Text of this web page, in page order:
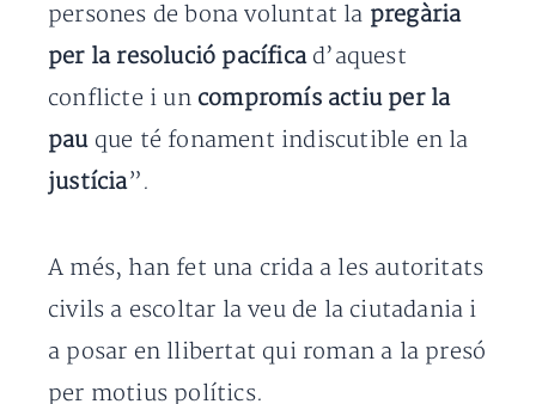
persones de bona voluntat la pregària
per la resolució pacíficad’aquest
conflicte i un compromís actiu per la
pauque té fonament indiscutible en la
justícia”.
A més, han fet una crida a les autoritats
civils a escoltar la veu de la ciutadania i
a posar en llibertat qui roman a la presó
per motius polítics.